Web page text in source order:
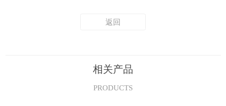
返回
相关产品
PRODUCTS